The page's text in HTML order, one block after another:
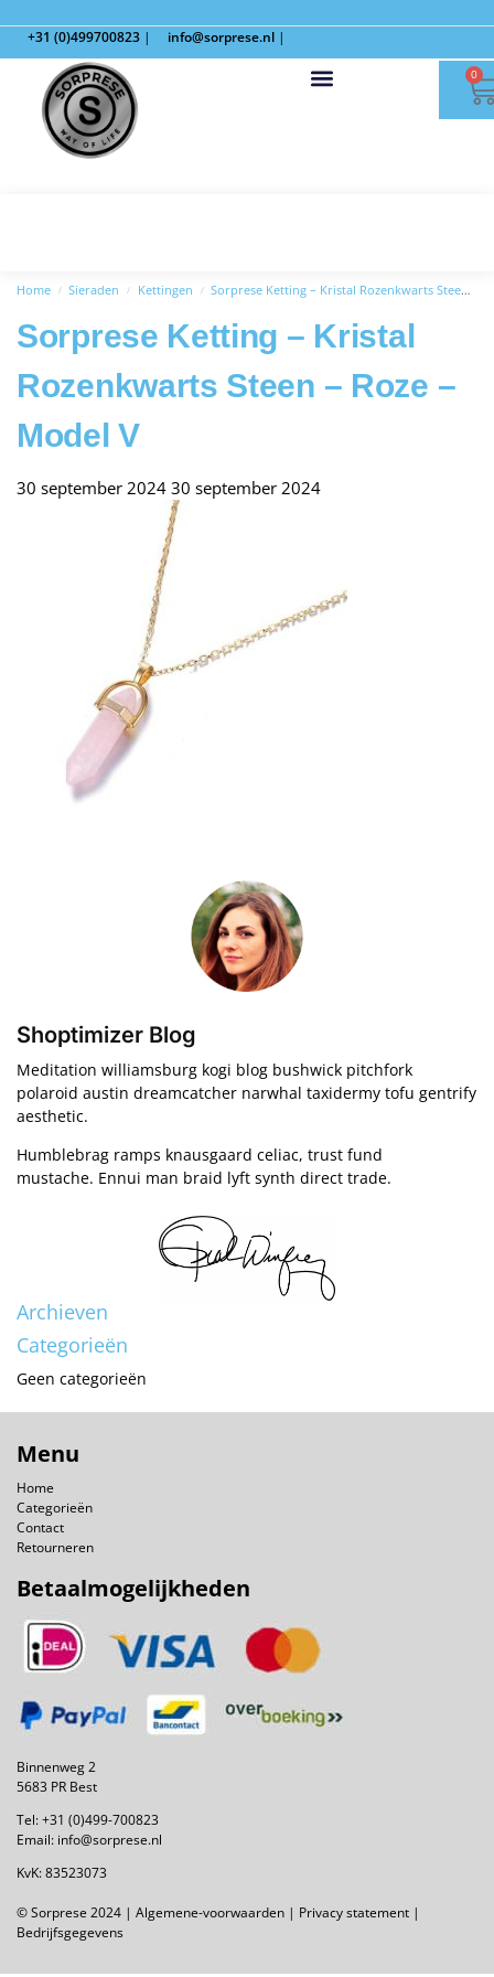
+31 (0)499700823 | info@sorprese.nl |
0
Home / Sieraden / Kettingen / Sorprese Ketting – Kristal Rozenkwarts Steen – Roze – Model V
Sorprese Ketting – Kristal
Rozenkwarts Steen – Roze –
Model V
30 september 2024 30 september 2024
Shoptimizer Blog
Meditation williamsburg kogi blog bushwick pitchfork
polaroid austin dreamcatcher narwhal taxidermy tofu gentrify
aesthetic.
Humblebrag ramps knausgaard celiac, trust fund
mustache. Ennui man braid lyft synth direct trade.
Archieven
Categorieën
Geen categorieën
Menu
Home
Categorieën
Contact
Retourneren
Betaalmogelijkheden
Binnenweg 2
5683 PR Best
Tel:+31 (0)499-700823
Email: info@sorprese.nl
KvK: 83523073
© Sorprese 2024 | Algemene-voorwaarden | Privacy statement |
Bedrijfsgegevens